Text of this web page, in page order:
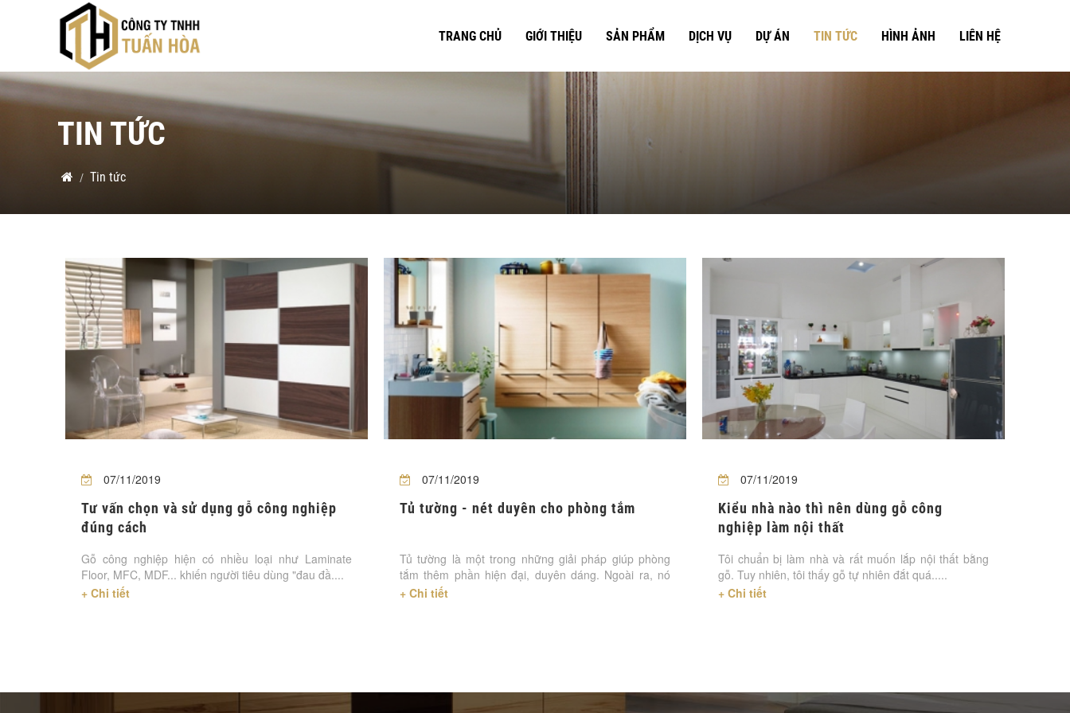
TRANG CHỦ GIỚI THIỆU SẢN PHẨM DỊCH VỤ DỰ ÁN TIN TỨC HÌNH ẢNH LIÊN HỆ
TIN TỨC
Tin tức
07/11/2019
Tư vấn chọn và sử dụng gỗ công nghiệp
đúng cách
Gỗ công nghiệp hiện có nhiều loại như Laminate
Floor, MFC, MDF... khiến người tiêu dùng "đau đầ....
+ Chi tiết
07/11/2019
Tủ tường - nét duyên cho phòng tắm
Tủ tường là một trong những giải pháp giúp phòng
tắm thêm phần hiện đại, duyên dáng. Ngoài ra, nó
cũ....
+ Chi tiết
07/11/2019
Kiểu nhà nào thì nên dùng gỗ công
nghiệp làm nội thất
Tôi chuẩn bị làm nhà và rất muốn lắp nội thất bằng
gỗ. Tuy nhiên, tôi thấy gỗ tự nhiên đắt quá.....
+ Chi tiết